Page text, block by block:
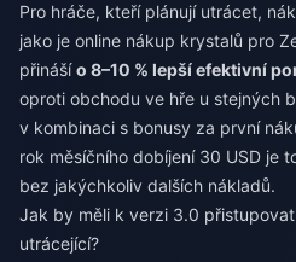
Pro hráče, kteří plánují utrácet,
jako je online nákup krystalů pro
přinášío 8–10 % lepší efektivní
oproti obchodu ve hře u stejných
v kombinaci s bonusy za první
rok měsíčního dobíjení 30 USD je
bez jakýchkoliv dalších nákladů.
Jak by měli k verzi 3.0
utrácející?